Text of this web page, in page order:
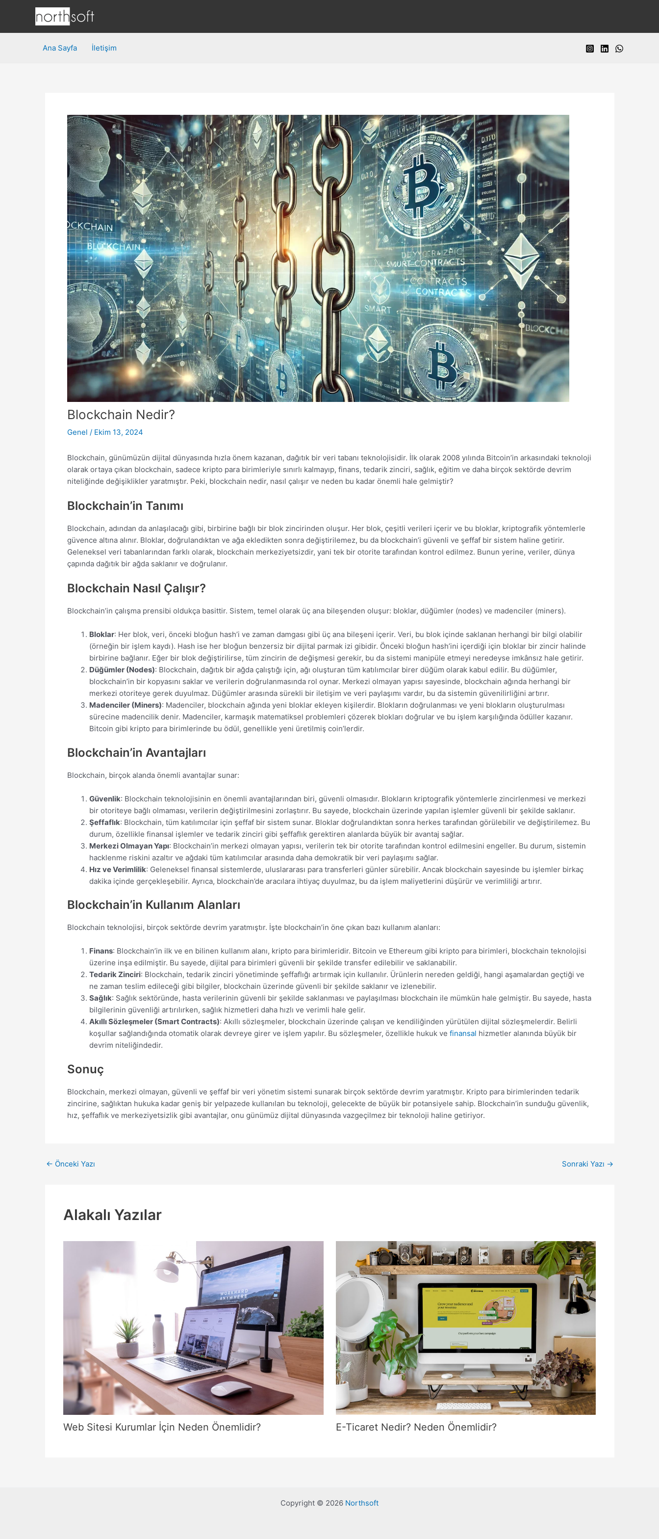
Ana Sayfa İletişim
Blockchain Nedir?
Genel / Ekim 13, 2024
Blockchain, günümüzün dijital dünyasında hızla önem kazanan, dağıtık bir veri tabanı teknolojisidir. İlk olarak 2008 yılında Bitcoin’in arkasındaki teknoloji
olarak ortaya çıkan blockchain, sadece kripto para birimleriyle sınırlı kalmayıp, finans, tedarik zinciri, sağlık, eğitim ve daha birçok sektörde devrim
niteliğinde değişiklikler yaratmıştır. Peki, blockchain nedir, nasıl çalışır ve neden bu kadar önemli hale gelmiştir?
Blockchain’in Tanımı
Blockchain, adından da anlaşılacağı gibi, birbirine bağlı bir blok zincirinden oluşur. Her blok, çeşitli verileri içerir ve bu bloklar, kriptografik yöntemlerle
güvence altına alınır. Bloklar, doğrulandıktan ve ağa ekledikten sonra değiştirilemez, bu da blockchain’i güvenli ve şeffaf bir sistem haline getirir.
Geleneksel veri tabanlarından farklı olarak, blockchain merkeziyetsizdir, yani tek bir otorite tarafından kontrol edilmez. Bunun yerine, veriler, dünya
çapında dağıtık bir ağda saklanır ve doğrulanır.
Blockchain Nasıl Çalışır?
Blockchain’in çalışma prensibi oldukça basittir. Sistem, temel olarak üç ana bileşenden oluşur: bloklar, düğümler (nodes) ve madenciler (miners).
Bloklar: Her blok, veri, önceki bloğun hash’i ve zaman damgası gibi üç ana bileşeni içerir. Veri, bu blok içinde saklanan herhangi bir bilgi olabilir
(örneğin bir işlem kaydı). Hash ise her bloğun benzersiz bir dijital parmak izi gibidir. Önceki bloğun hash’ini içerdiği için bloklar bir zincir halinde
birbirine bağlanır. Eğer bir blok değiştirilirse, tüm zincirin de değişmesi gerekir, bu da sistemi manipüle etmeyi neredeyse imkânsız hale getirir.
Düğümler (Nodes): Blockchain, dağıtık bir ağda çalıştığı için, ağı oluşturan tüm katılımcılar birer düğüm olarak kabul edilir. Bu düğümler,
blockchain’in bir kopyasını saklar ve verilerin doğrulanmasında rol oynar. Merkezi olmayan yapısı sayesinde, blockchain ağında herhangi bir
merkezi otoriteye gerek duyulmaz. Düğümler arasında sürekli bir iletişim ve veri paylaşımı vardır, bu da sistemin güvenilirliğini artırır.
Madenciler (Miners): Madenciler, blockchain ağında yeni bloklar ekleyen kişilerdir. Blokların doğrulanması ve yeni blokların oluşturulması
sürecine madencilik denir. Madenciler, karmaşık matematiksel problemleri çözerek blokları doğrular ve bu işlem karşılığında ödüller kazanır.
Bitcoin gibi kripto para birimlerinde bu ödül, genellikle yeni üretilmiş coin’lerdir.
Blockchain’in Avantajları
Blockchain, birçok alanda önemli avantajlar sunar:
Güvenlik: Blockchain teknolojisinin en önemli avantajlarından biri, güvenli olmasıdır. Blokların kriptografik yöntemlerle zincirlenmesi ve merkezi
bir otoriteye bağlı olmaması, verilerin değiştirilmesini zorlaştırır. Bu sayede, blockchain üzerinde yapılan işlemler güvenli bir şekilde saklanır.
Şeffaflık: Blockchain, tüm katılımcılar için şeffaf bir sistem sunar. Bloklar doğrulandıktan sonra herkes tarafından görülebilir ve değiştirilemez. Bu
durum, özellikle finansal işlemler ve tedarik zinciri gibi şeffaflık gerektiren alanlarda büyük bir avantaj sağlar.
Merkezi Olmayan Yapı: Blockchain’in merkezi olmayan yapısı, verilerin tek bir otorite tarafından kontrol edilmesini engeller. Bu durum, sistemin
hacklenme riskini azaltır ve ağdaki tüm katılımcılar arasında daha demokratik bir veri paylaşımı sağlar.
Hız ve Verimlilik: Geleneksel finansal sistemlerde, uluslararası para transferleri günler sürebilir. Ancak blockchain sayesinde bu işlemler birkaç
dakika içinde gerçekleşebilir. Ayrıca, blockchain’de aracılara ihtiyaç duyulmaz, bu da işlem maliyetlerini düşürür ve verimliliği artırır.
Blockchain’in Kullanım Alanları
Blockchain teknolojisi, birçok sektörde devrim yaratmıştır. İşte blockchain’in öne çıkan bazı kullanım alanları:
Finans: Blockchain’in ilk ve en bilinen kullanım alanı, kripto para birimleridir. Bitcoin ve Ethereum gibi kripto para birimleri, blockchain teknolojisi
üzerine inşa edilmiştir. Bu sayede, dijital para birimleri güvenli bir şekilde transfer edilebilir ve saklanabilir.
Tedarik Zinciri: Blockchain, tedarik zinciri yönetiminde şeffaflığı artırmak için kullanılır. Ürünlerin nereden geldiği, hangi aşamalardan geçtiği ve
ne zaman teslim edileceği gibi bilgiler, blockchain üzerinde güvenli bir şekilde saklanır ve izlenebilir.
Sağlık: Sağlık sektöründe, hasta verilerinin güvenli bir şekilde saklanması ve paylaşılması blockchain ile mümkün hale gelmiştir. Bu sayede, hasta
bilgilerinin güvenliği artırılırken, sağlık hizmetleri daha hızlı ve verimli hale gelir.
Akıllı Sözleşmeler (Smart Contracts): Akıllı sözleşmeler, blockchain üzerinde çalışan ve kendiliğinden yürütülen dijital sözleşmelerdir. Belirli
koşullar sağlandığında otomatik olarak devreye girer ve işlem yapılır. Bu sözleşmeler, özellikle hukuk ve finansal hizmetler alanında büyük bir
devrim niteliğindedir.
Sonuç
Blockchain, merkezi olmayan, güvenli ve şeffaf bir veri yönetim sistemi sunarak birçok sektörde devrim yaratmıştır. Kripto para birimlerinden tedarik
zincirine, sağlıktan hukuka kadar geniş bir yelpazede kullanılan bu teknoloji, gelecekte de büyük bir potansiyele sahip. Blockchain’in sunduğu güvenlik,
hız, şeffaflık ve merkeziyetsizlik gibi avantajlar, onu günümüz dijital dünyasında vazgeçilmez bir teknoloji haline getiriyor.
Yazı
← Önceki Yazı Sonraki Yazı →
Alakalı Yazılar
Web Sitesi Kurumlar İçin Neden Önemlidir? E-Ticaret Nedir? Neden Önemlidir?
Copyright © 2026 Northsoft